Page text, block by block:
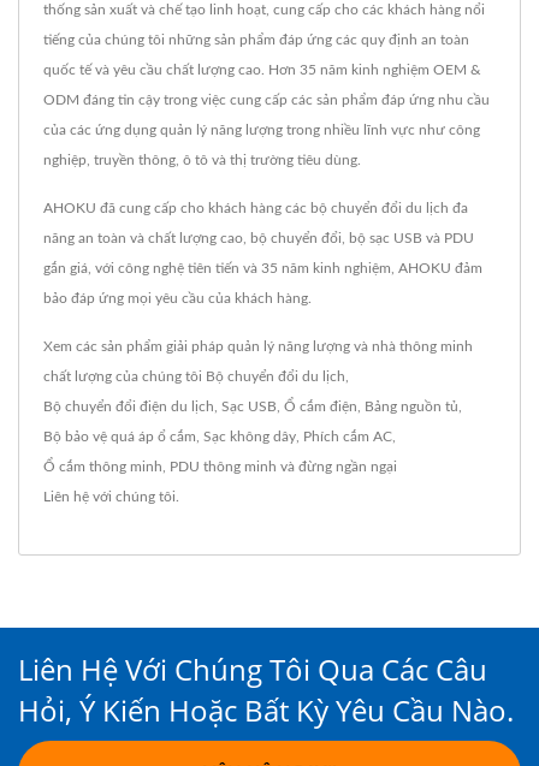
thống sản xuất và chế tạo linh hoạt, cung cấp cho các khách hàng nổi
tiếng của chúng tôi những sản phẩm đáp ứng các quy định an toàn
quốc tế và yêu cầu chất lượng cao. Hơn 35 năm kinh nghiệm OEM &
ODM đáng tin cậy trong việc cung cấp các sản phẩm đáp ứng nhu cầu
của các ứng dụng quản lý năng lượng trong nhiều lĩnh vực như công
nghiệp, truyền thông, ô tô và thị trường tiêu dùng.
AHOKU đã cung cấp cho khách hàng các bộ chuyển đổi du lịch đa
năng an toàn và chất lượng cao, bộ chuyển đổi, bộ sạc USB và PDU
gắn giá, với công nghệ tiên tiến và 35 năm kinh nghiệm, AHOKU đảm
bảo đáp ứng mọi yêu cầu của khách hàng.
Xem các sản phẩm giải pháp quản lý năng lượng và nhà thông minh
chất lượng của chúng tôi Bộ chuyển đổi du lịch
Bộ chuyển đổi điện du lịch Sạc USB Ổ cắm điện Bảng nguồn tủ
Bộ bảo vệ quá áp ổ cắm Sạc không dây Phích cắm AC
Ổ cắm thông minh PDU thông minh và đừng ngần ngại
Liên hệ với chúng tôi
Liên Hệ Với Chúng Tôi Qua Các Câu
Hỏi, Ý Kiến Hoặc Bất Kỳ Yêu Cầu Nào.